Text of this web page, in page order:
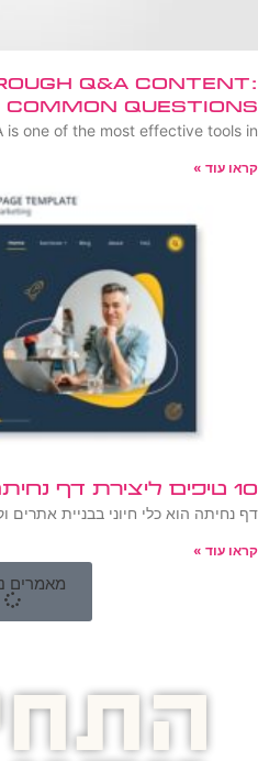
Q&A Content:
Questions
is one of the most effective tools in
קראו עוד »
10 טיפים ליצירת דף נחיתה שממיר
דף נחיתה הוא כלי חיוני בבניית
קראו עוד »
מאמרים